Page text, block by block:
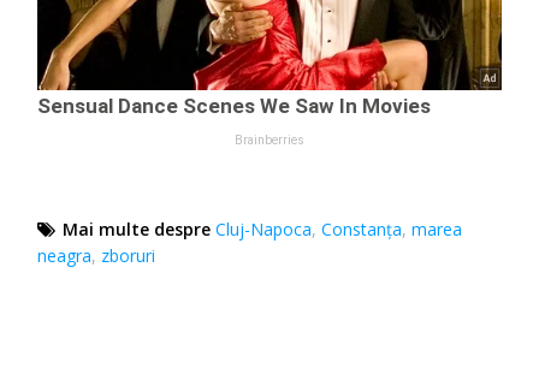
Mai multe despre Cluj-Napoca,Constanţa,marea
neagra, zboruri